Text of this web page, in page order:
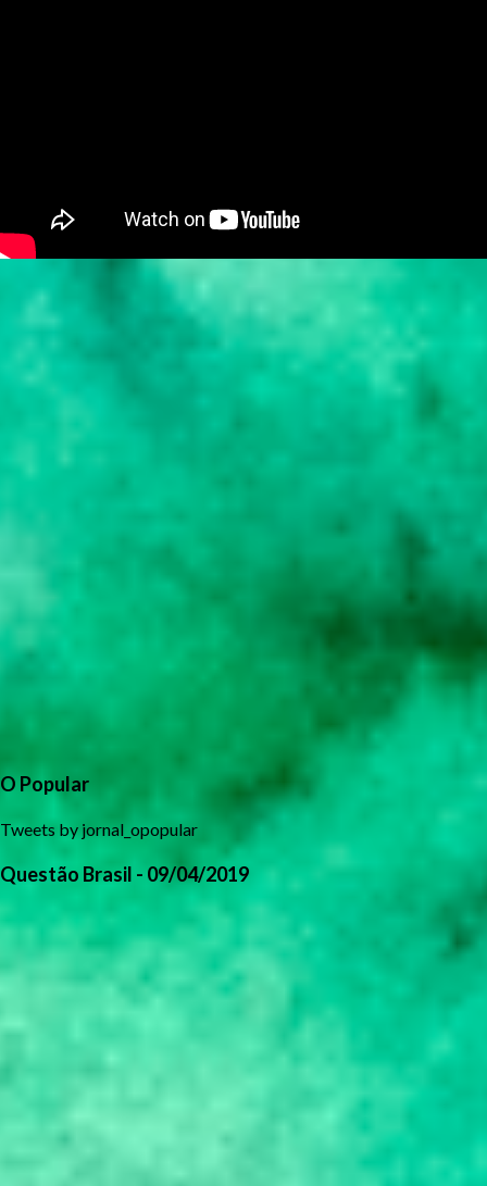
O Popular
Tweets by jornal_opopular
Questão Brasil - 09/04/2019